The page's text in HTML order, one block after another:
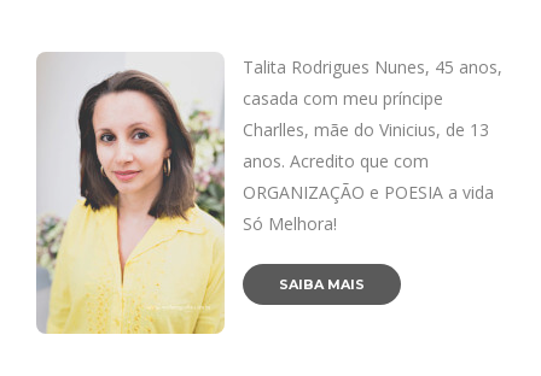
Talita Rodrigues Nunes, 45 anos,
casada com meu príncipe
Charlles, mãe do Vinicius, de 13
anos. Acredito que com
ORGANIZAÇÃO e POESIA a vida
Só Melhora!
SAIBA MAIS